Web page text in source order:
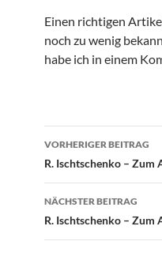
Einen richtigen
noch zu wenig
habe ich in einem
VORHERIGER BEITRAG
R. Ischtschenko – Zum
NÄCHSTER BEITRAG
R. Ischtschenko – Zum